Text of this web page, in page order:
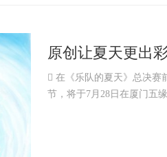
原创让夏天更出
启在即
 在《乐队的夏天》总决赛
节，将于7月28日在厦门五